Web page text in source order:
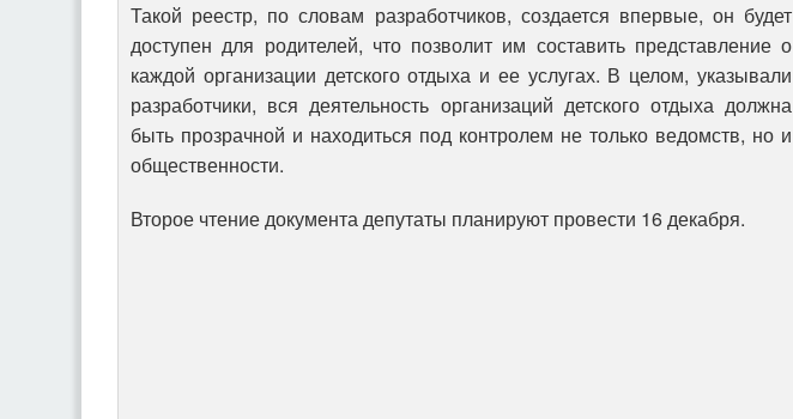
Такой реестр, по словам разработчиков, создается впервые, он будет
доступен для родителей, что позволит им составить представление о
каждой организации детского отдыха и ее услугах. В целом, указывали
разработчики, вся деятельность организаций детского отдыха должна
быть прозрачной и находиться под контролем не только ведомств, но и
общественности.
Второе чтение документа депутаты планируют провести 16 декабря.